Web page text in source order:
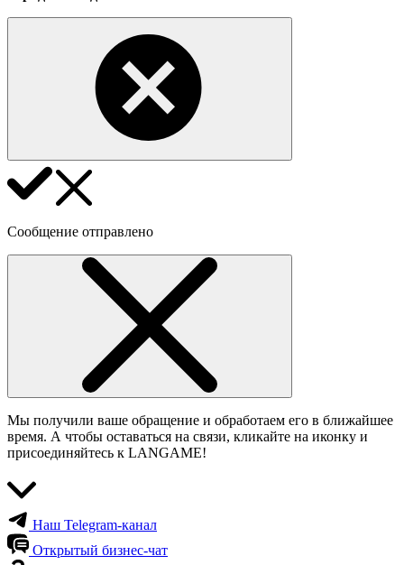
Сообщение отправлено
Мы получили ваше обращение и обработаем его в ближайшее
время. А чтобы оставаться на связи, кликайте на иконку и
присоединяйтесь к LANGAME!
Наш Telegram-канал
Открытый бизнес-чат